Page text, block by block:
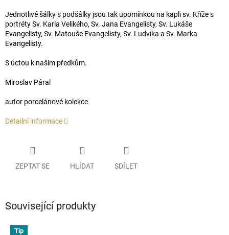
Jednotlivé šálky s podšálky jsou tak upomínkou na kapli sv. Kříže s
portréty Sv. Karla Velikého, Sv. Jana Evangelisty, Sv. Lukáše
Evangelisty, Sv. Matouše Evangelisty, Sv. Ludvíka a Sv. Marka
Evangelisty.
S úctou k našim předkům.
Miroslav Páral
autor porcelánové kolekce
Detailní informace
ZEPTAT SE HLÍDAT SDÍLET
Související produkty
Tip